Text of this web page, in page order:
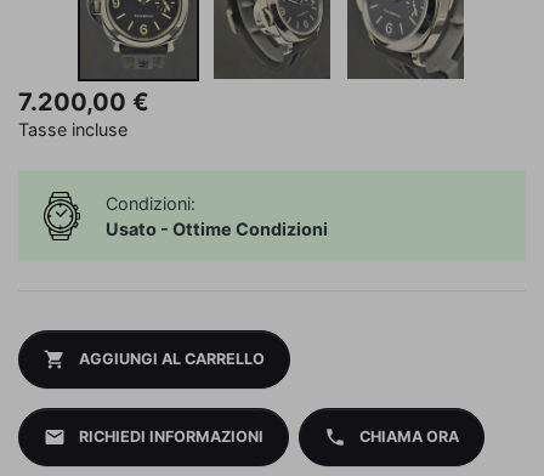
7.200,00 €
Tasse incluse
Condizioni:
Usato - Ottime Condizioni
shopping_cart AGGIUNGI AL CARRELLO
mail RICHIEDI INFORMAZIONI phone CHIAMA ORA